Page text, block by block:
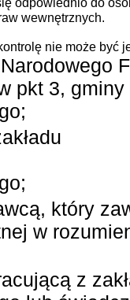
wewnętrznych.
nie może być
pkt 3,
który
w
z